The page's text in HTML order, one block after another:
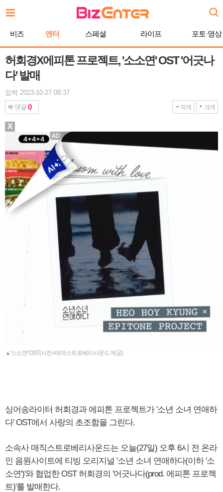
문
비즈 엔터 스페셜 라이프 포토·영상
허회경X에피톤 프로젝트, '소소연' OST '어긋나
다' 발매
입력 2023-10-27 08:37
댓글 0 작게 크게
▲'소소연' OST(사진=매직스트로베리사운드 제공)
싱어송라이터 허회경과 에피톤 프로젝트가 '소년 소녀 연애하
다' OST에서 사랑의 초조함을 그린다.
소속사 매직스트로베리사운드는 오늘(27일) 오후 6시 전 온라
인 음원사이트에 티빙 오리지널 '소년 소녀 연애하다(이하 '소
소연')'와 협업한 OST 허회경의 '어긋나다(prod. 에피톤 프로젝
트)'를 발매한다.
X